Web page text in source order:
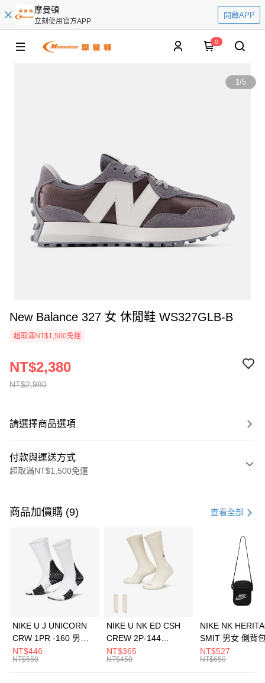
摩曼頓
立刻使用官方APP
開啟APP
0
1/5
New Balance 327 女 休閒鞋 WS327GLB-B
超取滿NT$1,500免運
NT$2,980
NT$2,380
請選擇商品選項
付款與運送方式
超取滿NT$1,500免運
信用卡一次付款
3 期 0 利率 每期 21家銀行
合作金庫商業銀行
第一商業銀行
華南商業銀行
彰化商業銀行
上海商業儲蓄銀行
元大商業銀行
Apple Pay
全盈+PAY
AFTEE先享後付
商品加價購 (9) 查看全部
NIKE U J UNICORN
CRW 1PR -160 男女
中統襪 FZ3393100
NT$446
NT$550
NIKE U NK ED CSH
CREW 2P-144
EMBRDY 男女 短統襪
FZ3073133
NT$365
NT$450
NIKE NK
SMIT 男女 側背
BA5871010
NT$527
NT$650